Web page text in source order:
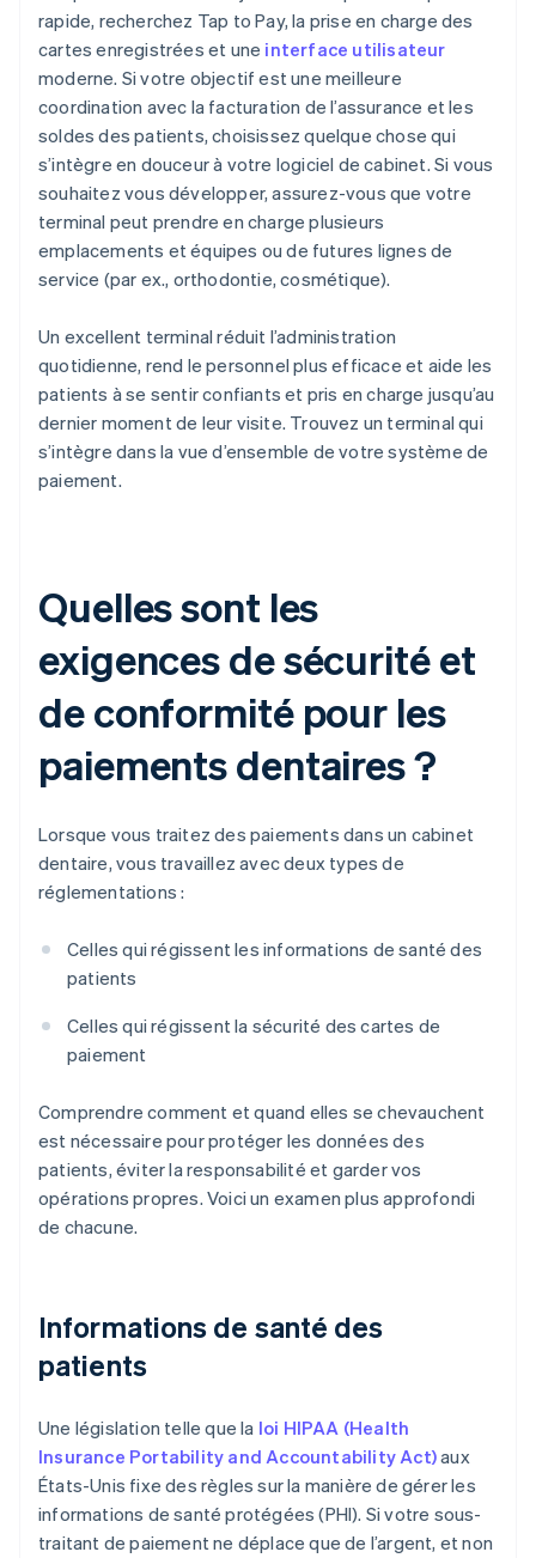
rapide, recherchez Tap to Pay, la prise en charge des
cartes enregistrées et une interface utilisateur
moderne. Si votre objectif est une meilleure
coordination avec la facturation de l’assurance et les
soldes des patients, choisissez quelque chose qui
s’intègre en douceur à votre logiciel de cabinet. Si vous
souhaitez vous développer, assurez-vous que votre
terminal peut prendre en charge plusieurs
emplacements et équipes ou de futures lignes de
service (par ex., orthodontie, cosmétique).
Un excellent terminal réduit l’administration
quotidienne, rend le personnel plus efficace et aide les
patients à se sentir confiants et pris en charge jusqu’au
dernier moment de leur visite. Trouvez un terminal qui
s’intègre dans la vue d’ensemble de votre système de
paiement.
Quelles sont les
exigences de sécurité et
de conformité pour les
paiements dentaires ?
Lorsque vous traitez des paiements dans un cabinet
dentaire, vous travaillez avec deux types de
réglementations :
Celles qui régissent les informations de santé des
patients
Celles qui régissent la sécurité des cartes de
paiement
Comprendre comment et quand elles se chevauchent
est nécessaire pour protéger les données des
patients, éviter la responsabilité et garder vos
opérations propres. Voici un examen plus approfondi
de chacune.
Informations de santé des
patients
Une législation telle que la loi HIPAA (Health
Insurance Portability and Accountability Act)aux
États-Unis fixe des règles sur la manière de gérer les
informations de santé protégées (PHI). Si votre sous-
traitant de paiement ne déplace que de l’argent, et non